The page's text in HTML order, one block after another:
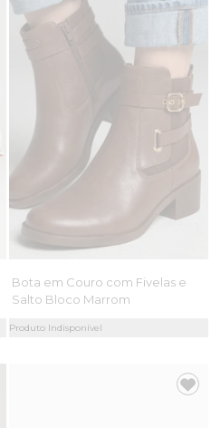
Bota em Couro com Fivelas e
Salto Bloco Marrom
Produto Indisponível